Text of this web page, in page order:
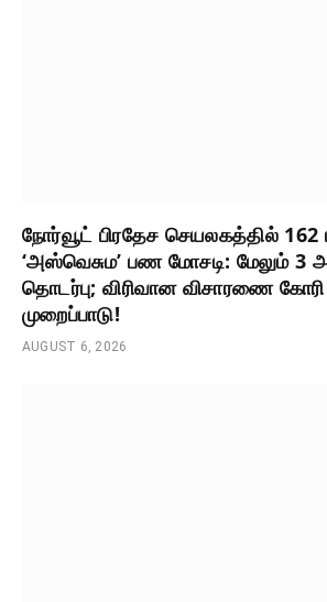
நோர்வூட் பிரதேச செயலகத்தில் 162
‘அஸ்வெசும’ பண மோசடி: மேலும் 3
தொடர்பு; விரிவான விசாரணை
முறைப்பாடு!
AUGUST 6, 2026